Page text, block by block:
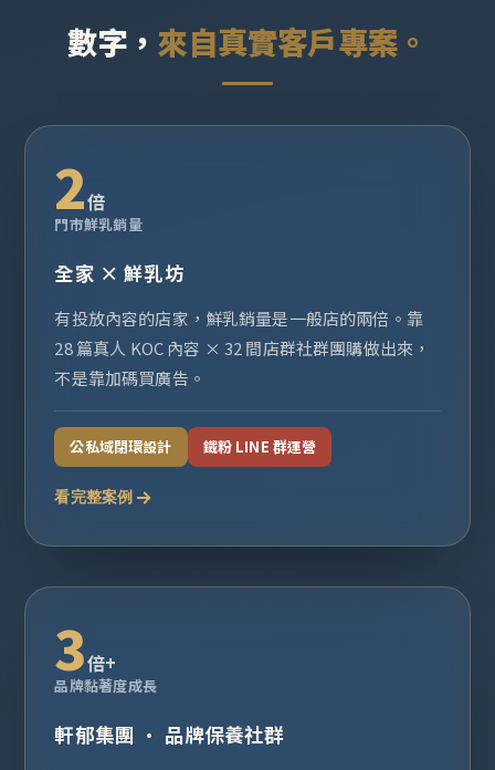
數字， 來自真實客戶專案。
2倍
門市鮮乳銷量
全家 × 鮮乳坊
有投放內容的店家，鮮乳銷量是一般店的兩倍。靠
28 篇真人 KOC 內容 × 32 間店群社群團購做出來，
不是靠加碼買廣告。
公私域閉環設計 鐵粉 LINE 群運營
看完整案例
3倍+
品牌黏著度成長
軒郁集團 · 品牌保養社群